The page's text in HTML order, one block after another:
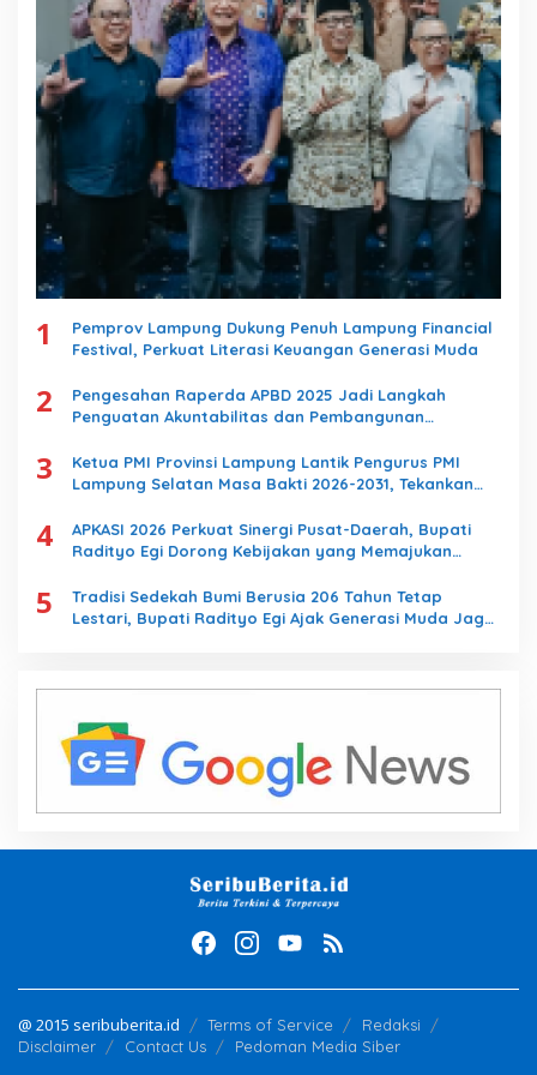
1
Pemprov Lampung Dukung Penuh Lampung Financial
Festival, Perkuat Literasi Keuangan Generasi Muda
2
Pengesahan Raperda APBD 2025 Jadi Langkah
Penguatan Akuntabilitas dan Pembangunan
3
Ketua PMI Provinsi Lampung Lantik Pengurus PMI
Lampung Selatan Masa Bakti 2026-2031, Tekankan
4
APKASI 2026 Perkuat Sinergi Pusat-Daerah, Bupati
Radityo Egi Dorong Kebijakan yang Memajukan
5
Tradisi Sedekah Bumi Berusia 206 Tahun Tetap
Lestari, Bupati Radityo Egi Ajak Generasi Muda Jaga
@ 2015 seribuberita.id Terms of Service
Redaksi
Disclaimer
Contact Us Pedoman Media Siber